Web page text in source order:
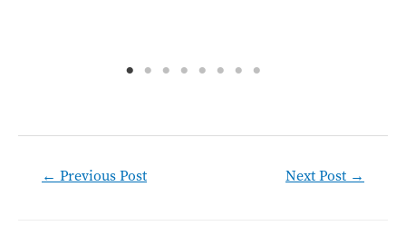
← Previous Post Next Post →